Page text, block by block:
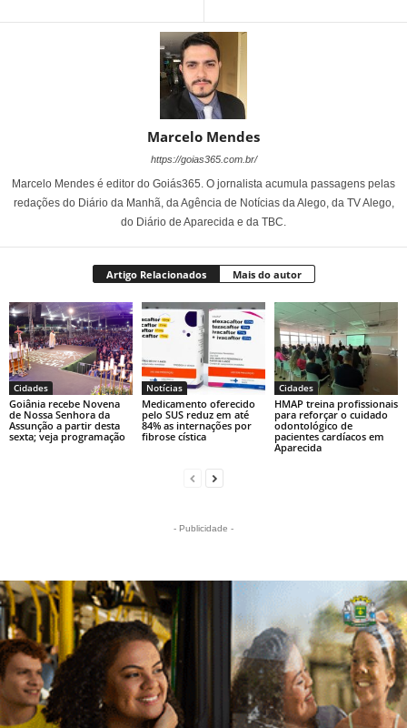
Marcelo Mendes
https://goias365.com.br/
Marcelo Mendes é editor do Goiás365. O jornalista acumula passagens pelas
redações do Diário da Manhã, da Agência de Notícias da Alego, da TV Alego,
do Diário de Aparecida e da TBC.
Artigo Relacionados Mais do autor
Cidades
Goiânia recebe Novena
de Nossa Senhora da
Assunção a partir desta
sexta; veja programação
Notícias
Medicamento oferecido
pelo SUS reduz em até
84% as internações por
fibrose cística
Cidades
HMAP treina profissionais
para reforçar o cuidado
odontológico de
pacientes cardíacos em
Aparecida
- Publicidade -